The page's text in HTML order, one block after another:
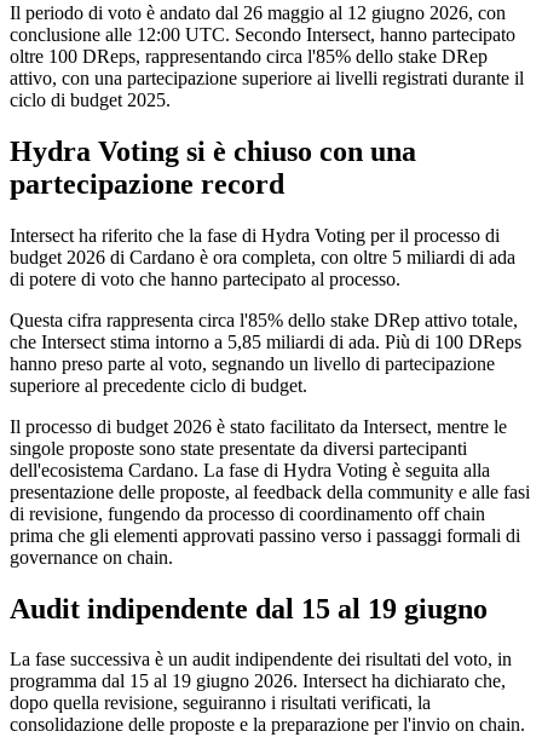
Il periodo di voto è andato dal 26 maggio al 12 giugno 2026, con
conclusione alle 12:00 UTC. Secondo Intersect, hanno partecipato
oltre 100 DReps, rappresentando circa l'85% dello stake DRep
attivo, con una partecipazione superiore ai livelli registrati durante il
ciclo di budget 2025.
Hydra Voting si è chiuso con una
partecipazione record
Intersect ha riferito che la fase di Hydra Voting per il processo di
budget 2026 di Cardano è ora completa, con oltre 5 miliardi di ada
di potere di voto che hanno partecipato al processo.
Questa cifra rappresenta circa l'85% dello stake DRep attivo totale,
che Intersect stima intorno a 5,85 miliardi di ada. Più di 100 DReps
hanno preso parte al voto, segnando un livello di partecipazione
superiore al precedente ciclo di budget.
Il processo di budget 2026 è stato facilitato da Intersect, mentre le
singole proposte sono state presentate da diversi partecipanti
dell'ecosistema Cardano. La fase di Hydra Voting è seguita alla
presentazione delle proposte, al feedback della community e alle fasi
di revisione, fungendo da processo di coordinamento off chain
prima che gli elementi approvati passino verso i passaggi formali di
governance on chain.
Audit indipendente dal 15 al 19 giugno
La fase successiva è un audit indipendente dei risultati del voto, in
programma dal 15 al 19 giugno 2026. Intersect ha dichiarato che,
dopo quella revisione, seguiranno i risultati verificati, la
consolidazione delle proposte e la preparazione per l'invio on chain.